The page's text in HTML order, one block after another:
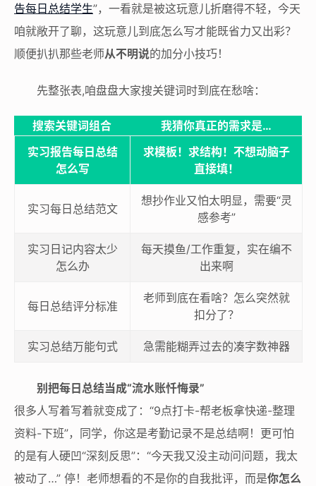
告每日总结学生”，一看就是被这玩意儿折磨得不轻，今天
咱就敞开了聊，这玩意儿到底怎么写才能既省力又出彩？
顺便扒扒那些老师从不明说的加分小技巧！
先整张表,咱盘盘大家搜关键词时到底在愁啥：
搜索关键词组合
我猜你真正的需求是…
实习报告每日总结
怎么写
求模板！求结构！不想动脑子
直接填！
实习每日总结范文
想抄作业又怕太明显，需要“灵
感参考”
实习日记内容太少
怎么办
每天摸鱼/工作重复，实在编不
出来啊
每日总结评分标准
老师到底在看啥？怎么突然就
扣分了？
实习总结万能句式 急需能糊弄过去的凑字数神器
别把每日总结当成“流水账忏悔录”
很多人写着写着就变成了：“9点打卡-帮老板拿快递-整理
资料-下班”，同学，你这是考勤记录不是总结啊！更可怕
的是有人硬凹“深刻反思”：“今天我又没主动问问题，我太
被动了…” 停！老师想看的不是你的自我批评，而是你怎么